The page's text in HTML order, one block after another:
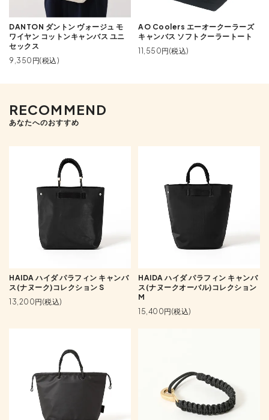
DANTON ダントン ヴォージュ モ
ワイヤン コットンキャンバス ユニ
セックス
9,350円(税込)
AO Coolers エーオークーラーズ
キャンバス ソフトクーラートート
11,550円(税込)
RECOMMEND
あなたへのおすすめ
HAIDA ハイダ パラフィン キャンバ
ス(ナヌーク)コレクション S
13,200円(税込)
HAIDA ハイダ パラフィン キャンバ
ス(ナヌークオーバル)コレクション
M
15,400円(税込)